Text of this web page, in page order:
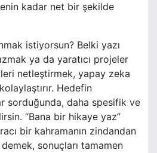
kadar net bir şekilde
istiyorsun? Belki yazı
ya da yaratıcı projeler
netleştirmek, yapay zeka
Hedefin
sorduğunda, daha spesifik ve
“Bana bir hikaye yaz”
bir kahramanın zindandan
sonuçları tamamen